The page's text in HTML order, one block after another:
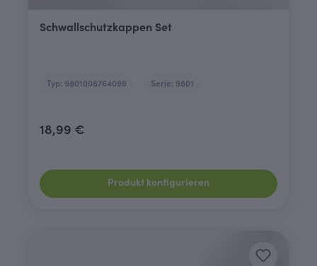
Schwallschutzkappen Set
Typ: 9801008764099 Serie: 9801
18,99 €
Produkt konfigurieren